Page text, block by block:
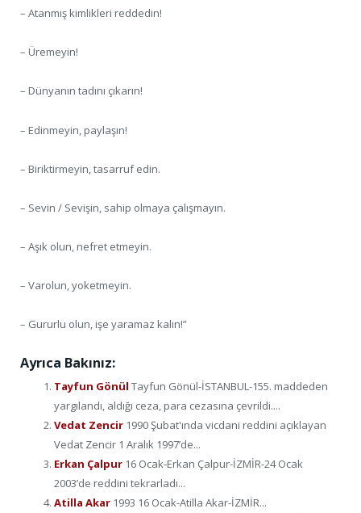
– Atanmış kimlikleri reddedin!
– Üremeyin!
– Dünyanın tadını çıkarın!
– Edinmeyin, paylaşın!
– Biriktirmeyin, tasarruf edin.
– Sevin / Sevişin, sahip olmaya çalışmayın.
– Aşık olun, nefret etmeyin.
– Varolun, yoketmeyin.
– Gururlu olun, işe yaramaz kalın!”
Ayrıca Bakınız:
Tayfun Gönül Tayfun Gönül-İSTANBUL-155. maddeden
yargılandı, aldığı ceza, para cezasına çevrildi....
Vedat Zencir 1990 Şubat'ında vicdani reddini açıklayan
Vedat Zencir 1 Aralık 1997’de...
Erkan Çalpur 16 Ocak-Erkan Çalpur-İZMİR-24 Ocak
2003’de reddini tekrarladı...
Atilla Akar 1993 16 Ocak-Atilla Akar-İZMİR...